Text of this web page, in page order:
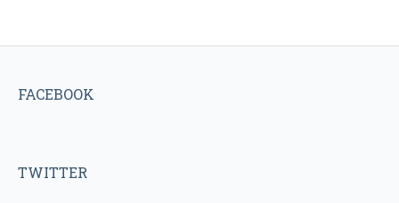
FACEBOOK
TWITTER